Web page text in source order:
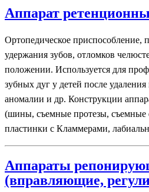
Аппарат
Ортопедическое приспособление,
удержания зубов, отломков
положении. Используется для
зубных дуг у детей после
аномалии и др. Конструкции
(шины, съемные протезы, съемные
пластинки с Кламмерами,
Аппараты
(вправляющие,